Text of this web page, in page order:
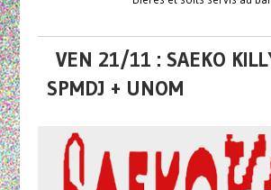
VEN 21/11 : SAEKO
SPMDJ + UNOM